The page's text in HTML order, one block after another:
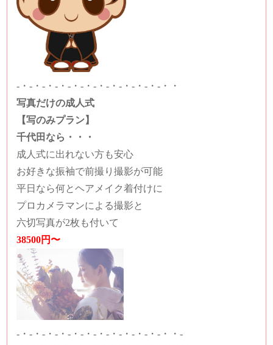
-・-・-・-・-・-・-・-・-・-・-・-・・
写真だけの成人式
【写のみプラン】
千代田なら・・・
成人式に出れない方も安心
お好きな振袖で前撮り撮影が可能
平日なら何とヘアメイク着付けに
プロカメラマンによる撮影と
六切写真が2枚も付いて
38500円〜
-・-・-・-・-・-・-・-・-・-・-・-・・-